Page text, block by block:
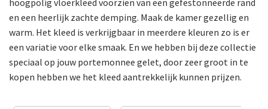
en een heerlijk zachte demping. Maak de kamer gezellig en
warm. Het kleed is verkrijgbaar in meerdere kleuren zo is er
een variatie voor elke smaak. En we hebben bij deze collectie
speciaal op jouw portemonnee gelet, door zeer groot in te
kopen hebben we het kleed aantrekkelijk kunnen prijzen.